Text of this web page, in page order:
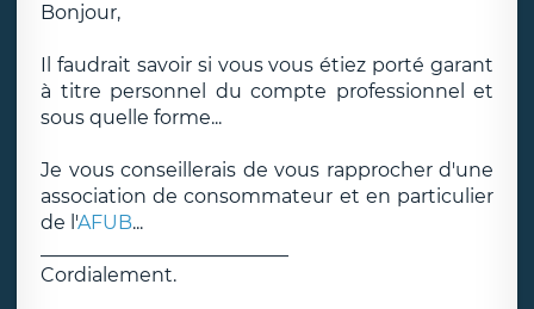
Bonjour,
Il faudrait savoir si vous vous étiez porté garant
à titre personnel du compte professionnel et
sous quelle forme...
Je vous conseillerais de vous rapprocher d'une
association de consommateur et en particulier
de l'AFUB...
Cordialement.